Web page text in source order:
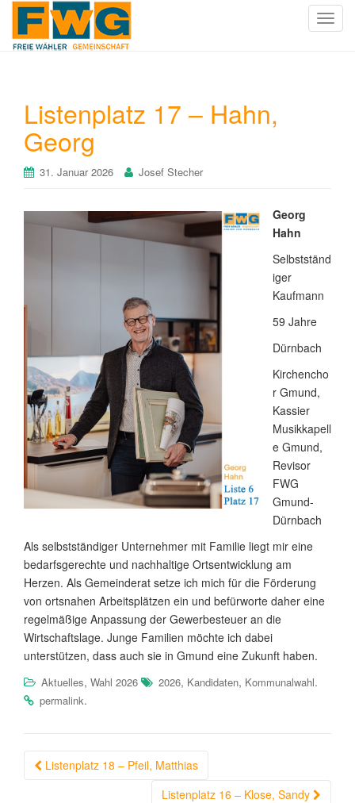
T
i
Listenplatz 17 – Hahn,
Georg
31. Januar 2026 Josef Stecher
Georg
Hahn
Selbstständ
iger
Kaufmann
59 Jahre
Dürnbach
Kirchencho
r Gmund,
Kassier
Musikkapell
e Gmund,
Revisor
FWG
Gmund-
Dürnbach
Als selbstständiger Unternehmer mit Familie liegt mir eine
bedarfsgerechte und nachhaltige Ortsentwicklung am
Herzen. Als Gemeinderat setze ich mich für die Förderung
von ortsnahen Arbeitsplätzen ein und befürworte daher eine
regelmäßige Anpassung der Gewerbesteuer an die
Wirtschaftslage. Junge Familien möchte ich dabei
unterstützen, dass auch sie in Gmund eine Zukunft haben.
Aktuelles, Wahl 2026 2026, Kandidaten, Kommunalwahl.
permalink.
Beitragsnavigation
Listenplatz 18 – Pfeil, Matthias
Listenplatz 16 – Klose, Sandy